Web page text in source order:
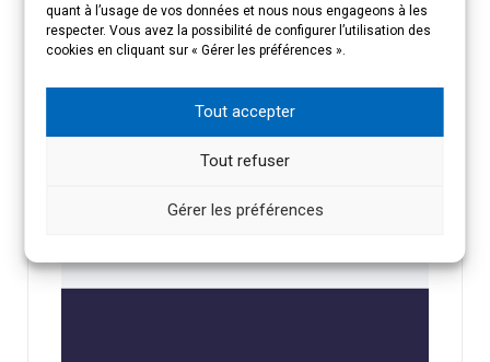
quant à l’usage de vos données et nous nous engageons à les
respecter. Vous avez la possibilité de configurer l’utilisation des
cookies en cliquant sur « Gérer les préférences ».
Tout accepter
Tout refuser
Gérer les préférences
CONTACTS
THAÏLANDE